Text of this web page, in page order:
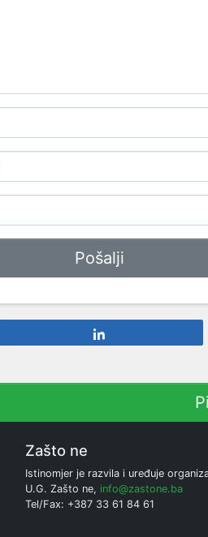
Zašto ne
Istinomjer je razvila i uređuje
U.G. Zašto ne, info@zastone.ba
Tel/Fax: +387 33 61 84 61